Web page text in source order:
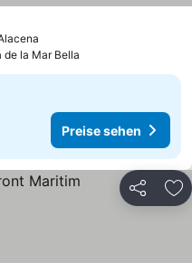
la Mar Bella
Preise sehen
Teilen